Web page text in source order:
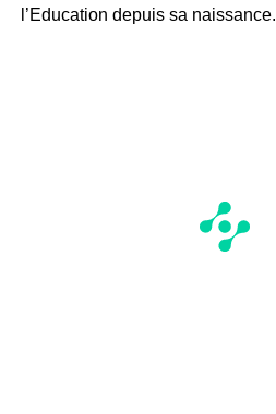
l’Education depuis sa naissance.